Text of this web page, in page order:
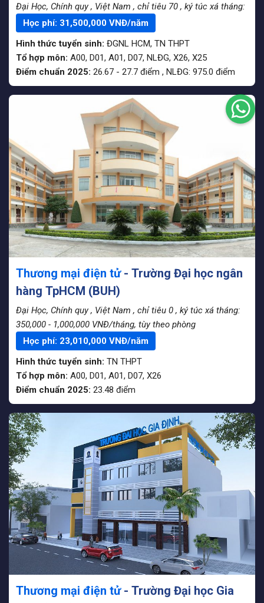
Đại Học, Chính quy , Việt Nam , chỉ tiêu 70 , ký túc xá tháng:
Học phí: 31,500,000 VNĐ/năm
Hình thức tuyển sinh: ĐGNL HCM, TN THPT
Tổ hợp môn: A00, D01, A01, D07, NLĐG, X26, X25
Điểm chuẩn 2025: 26.67 - 27.7 điểm , NLĐG: 975.0 điểm
Thương mại điện tử - Trường Đại học ngân
hàng TpHCM (BUH)
Đại Học, Chính quy , Việt Nam , chỉ tiêu 0 , ký túc xá tháng:
350,000 - 1,000,000 VNĐ/tháng, tùy theo phòng
Học phí: 23,010,000 VNĐ/năm
Hình thức tuyển sinh: TN THPT
Tổ hợp môn: A00, D01, A01, D07, X26
Điểm chuẩn 2025: 23.48 điểm
Thương mại điện tử - Trường Đại học Gia